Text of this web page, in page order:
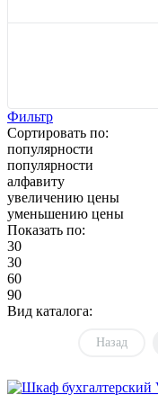
Фильтр
Сортировать по:
популярности
популярности
алфавиту
увеличению цены
уменьшению цены
Показать по:
30
30
60
90
Вид каталога:
Назад